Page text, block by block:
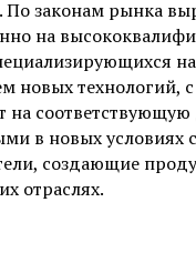
По законам рынка
на
на
новых технологий,
на
в новых условиях
создающие
отраслях.